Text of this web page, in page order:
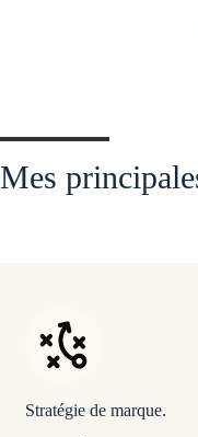
Mes
Stratégie de marque.